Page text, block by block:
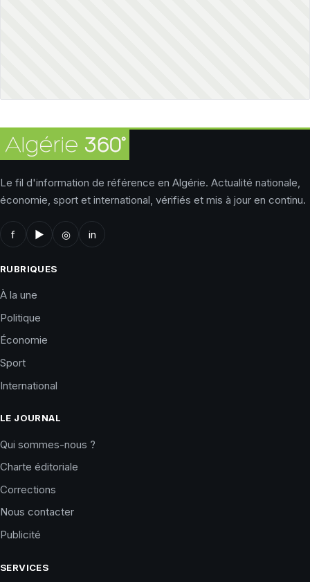
Le fil d'information de référence en Algérie. Actualité nationale,
économie, sport et international, vérifiés et mis à jour en continu.
f ▶ ◎ in
RUBRIQUES
À la une
Politique
Économie
Sport
International
LE JOURNAL
Qui sommes-nous ?
Charte éditoriale
Corrections
Nous contacter
Publicité
SERVICES